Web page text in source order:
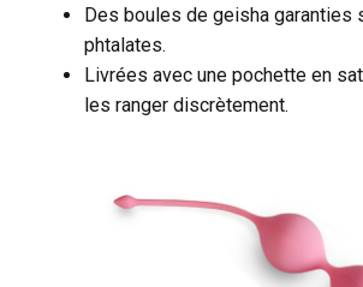
Des boules de geisha garanties
phtalates.
Livrées avec une pochette en
les ranger discrètement.